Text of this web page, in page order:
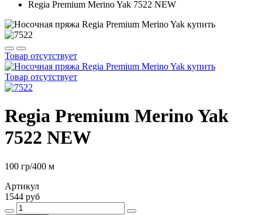
Regia Premium Merino Yak 7522 NEW
Товар отсутствует
Товар отсутствует
Regia Premium Merino Yak
7522 NEW
100 гр/400 м
Артикул
1544 руб